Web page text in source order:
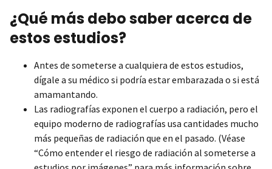
¿Qué más debo saber acerca de
estos estudios?
Antes de someterse a cualquiera de estos estudios,
dígale a su médico si podría estar embarazada o si está
amamantando.
Las radiografías exponen el cuerpo a radiación, pero el
equipo moderno de radiografías usa cantidades mucho
más pequeñas de radiación que en el pasado. (Véase
“Cómo entender el riesgo de radiación al someterse a